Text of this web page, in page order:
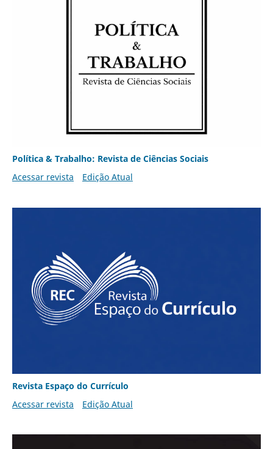
Política & Trabalho: Revista de Ciências Sociais
Acessar revista
Edição Atual
Revista Espaço do Currículo
Acessar revista
Edição Atual